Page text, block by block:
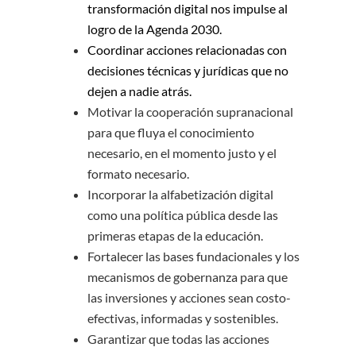
transformación digital nos impulse al
logro de la Agenda 2030.
Coordinar acciones relacionadas con
decisiones técnicas y jurídicas que no
dejen a nadie atrás.
Motivar la cooperación supranacional
para que fluya el conocimiento
necesario, en el momento justo y el
formato necesario.
Incorporar la alfabetización digital
como una política pública desde las
primeras etapas de la educación.
Fortalecer las bases fundacionales y los
mecanismos de gobernanza para que
las inversiones y acciones sean costo-
efectivas, informadas y sostenibles.
Garantizar que todas las acciones